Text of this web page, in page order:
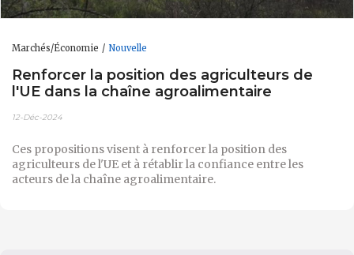
Marchés/Économie Nouvelle
Renforcer la position des agriculteurs de
l'UE dans la chaîne agroalimentaire
12-Déc-2024
Ces propositions visent à renforcer la position des
agriculteurs de l'UE et à rétablir la confiance entre les
acteurs de la chaîne agroalimentaire.